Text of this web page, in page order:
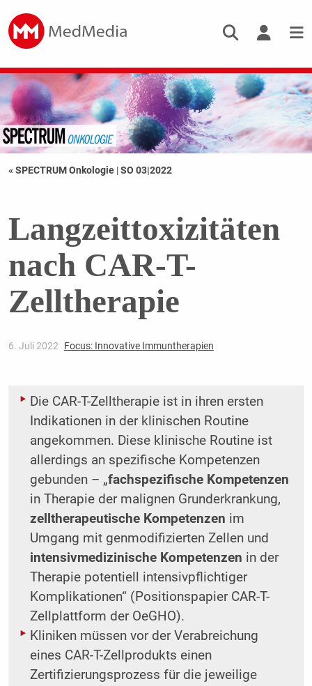
« SPECTRUM Onkologie |SO 03|2022
Langzeittoxizitäten
nach CAR-T-
Zelltherapie
6. Juli 2022 Focus: Innovative Immuntherapien
Die CAR-T-Zelltherapie ist in ihren ersten
Indikationen in der klinischen Routine
angekommen. Diese klinische Routine ist
allerdings an spezifische Kompetenzen
gebunden – „fachspezifische Kompetenzen
in Therapie der malignen Grunderkrankung,
zelltherapeutische Kompetenzen im
Umgang mit genmodifizierten Zellen und
intensivmedizinische Kompetenzen in der
Therapie potentiell intensivpflichtiger
Komplikationen“ (Positionspapier CAR-T-
Zellplattform der OeGHO).
Kliniken müssen vor der Verabreichung
eines CAR-T-Zellprodukts einen
Zertifizierungsprozess für die jeweilige